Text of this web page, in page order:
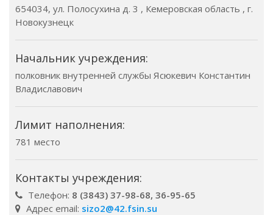
654034, ул. Полосухина д. 3 , Кемеровская область , г.
Новокузнецк
Начальник учреждения:
полковник внутренней службы Ясюкевич Константин
Владиславович
Лимит наполнения:
781 место
Контакты учреждения:
Телефон: 8 (3843) 37-98-68, 36-95-65
Адрес email: sizo2@42.fsin.su